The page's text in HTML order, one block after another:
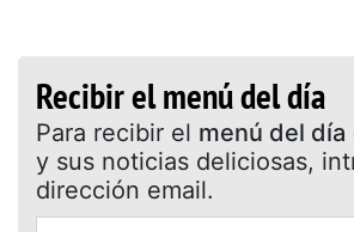
Recibir el menú del día
Para recibir el menú del día
y sus noticias deliciosas,
dirección email.